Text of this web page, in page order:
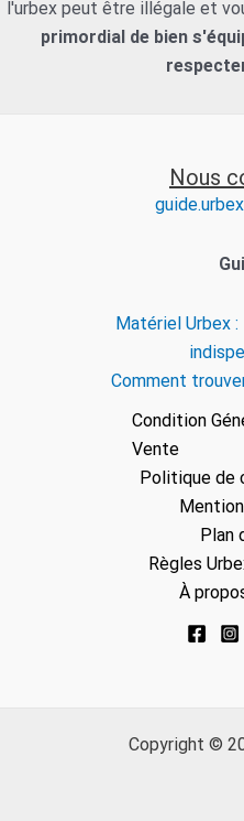
l'urbex peut être illégale et
primordial de bien
Nous
Matériel Urbex
Comment
Condition
Vente
Politique de
Plan
Règles
À
Copyright ©